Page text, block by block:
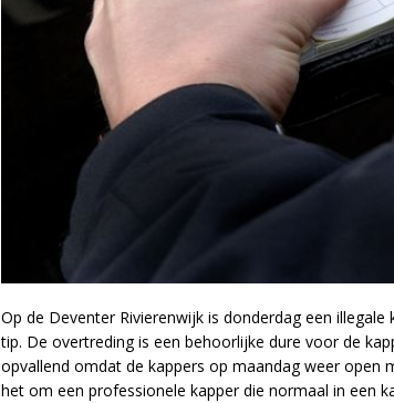
Op de Deventer Rivierenwijk is donderdag een
tip. De overtreding is een behoorlijke dure voor de
opvallend omdat de kappers op maandag weer open
het om een professionele kapper die normaal in een